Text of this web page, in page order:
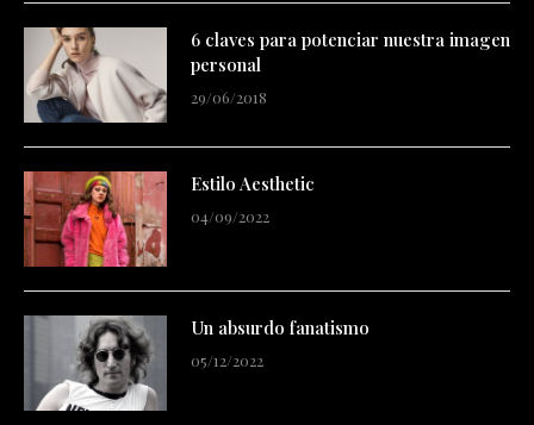
6 claves para potenciar nuestra imagen
personal
29/06/2018
Estilo Aesthetic
04/09/2022
Un absurdo fanatismo
05/12/2022